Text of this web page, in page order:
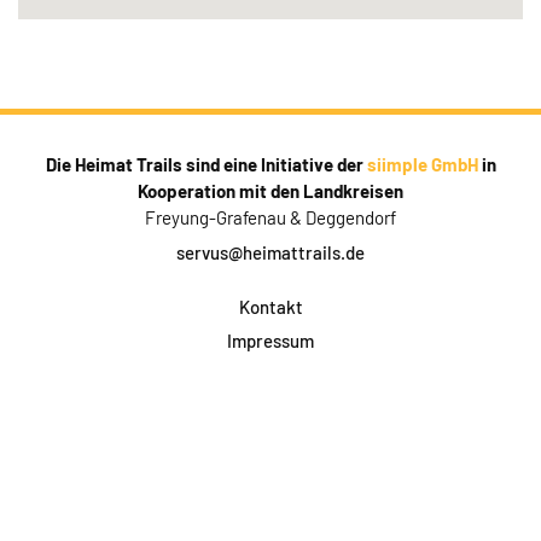
Die Heimat Trails sind eine Initiative dersiimple GmbHin
Kooperation mit den Landkreisen
Freyung-Grafenau & Deggendorf
servus@heimattrails.de
Kontakt
Impressum